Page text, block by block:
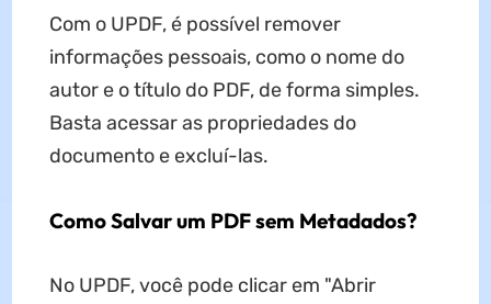
Com o UPDF, é possível remover
informações pessoais, como o nome do
autor e o título do PDF, de forma simples.
Basta acessar as propriedades do
documento e excluí-las.
Como Salvar um PDF sem Metadados?
No UPDF, você pode clicar em "Abrir